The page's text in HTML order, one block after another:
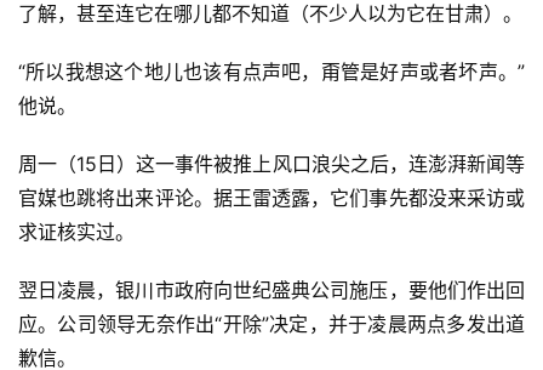
了解，甚至连它在哪儿都不知道（不少人以为它在甘肃）。
“所以我想这个地儿也该有点声吧，甭管是好声或者坏声。”
他说。
周一（15日）这一事件被推上风口浪尖之后，连澎湃新闻等
官媒也跳将出来评论。据王雷透露，它们事先都没来采访或
求证核实过。
翌日凌晨，银川市政府向世纪盛典公司施压，要他们作出回
应。公司领导无奈作出“开除”决定，并于凌晨两点多发出道
歉信。